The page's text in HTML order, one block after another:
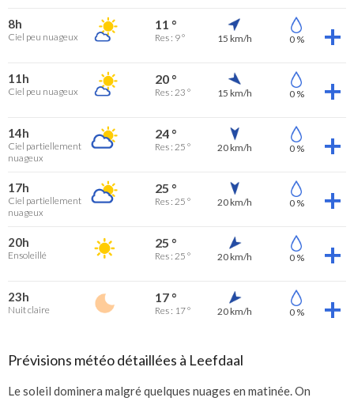
8h
Ciel peu nuageux
11 °
Res : 9 ° 15 km/h 0 %
11h
Ciel peu nuageux
20 °
Res : 23 ° 15 km/h 0 %
14h
Ciel partiellement
nuageux
24 °
Res : 25 ° 20 km/h 0 %
17h
Ciel partiellement
nuageux
25 °
Res : 25 ° 20 km/h 0 %
20h
Ensoleillé
25 °
Res : 25 ° 20 km/h 0 %
23h
Nuit claire
17 °
Res : 17 ° 20 km/h 0 %
Prévisions météo détaillées à Leefdaal
Le soleil dominera malgré quelques nuages en matinée. On